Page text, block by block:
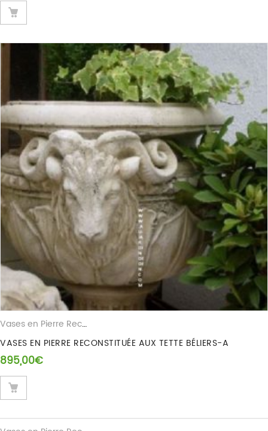
Vases en Pierre Reconstituee
VASES EN PIERRE RECONSTITUÉE AUX TETTE BÉLIERS-A
895,00€